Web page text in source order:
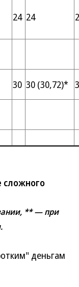
24 24
30 30 (30,72)*
сложного
** — при
деньгам